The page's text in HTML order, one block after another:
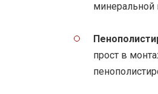
минеральной
прост в